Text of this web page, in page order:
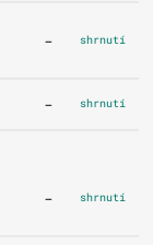
- shrnutí
- shrnutí
- shrnutí